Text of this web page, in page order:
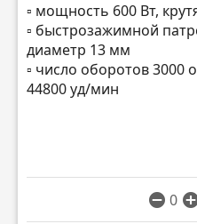
▫️ мощность 600 Вт,
▫️ быстрозажимной
диаметр 13 мм
▫️ число оборотов 3000
44800 уд/мин
0